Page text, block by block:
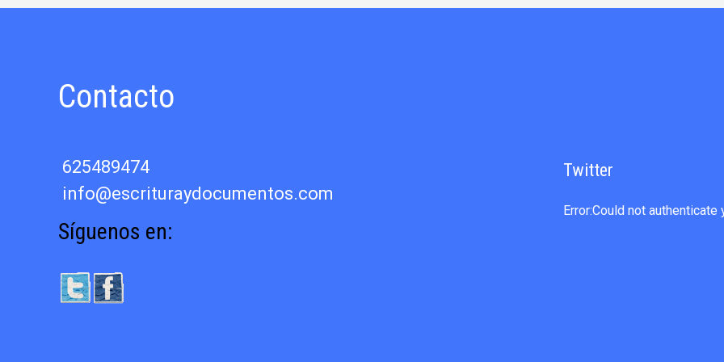
Contacto
625489474
info@escrituraydocumentos.com
Síguenos en:
Twitter
Error:Could not authenticate